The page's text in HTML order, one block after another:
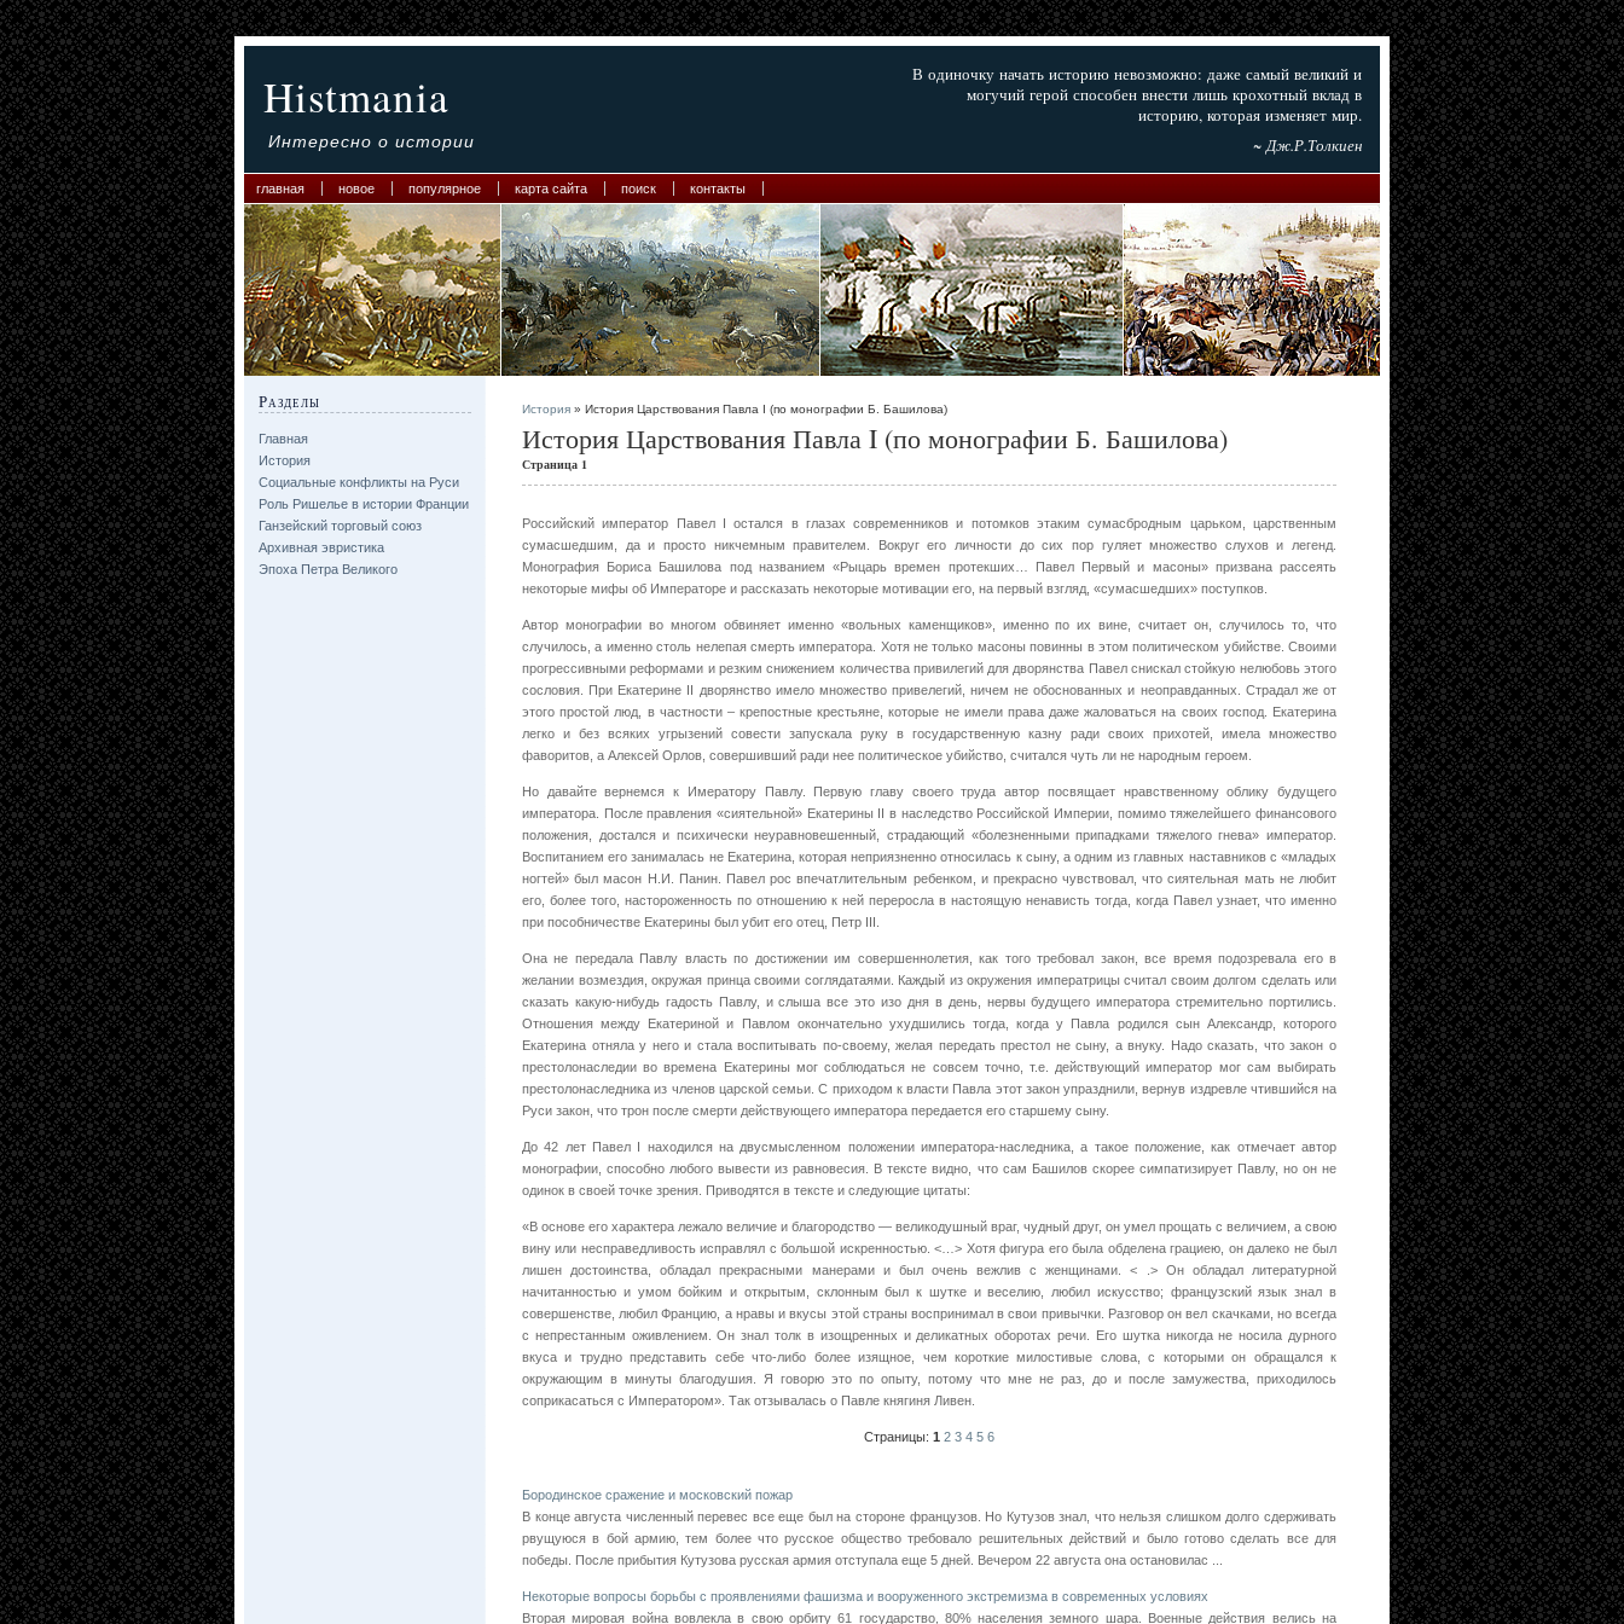
Histmania
Интересно о истории
В одиночку начать историю невозможно: даже самый великий и
могучий герой способен внести лишь крохотный вклад в
историю, которая изменяет мир.
~ Дж.Р.Толкиен
главная новое популярное карта сайта поиск контакты
Разделы
Главная
История
Социальные конфликты на Руси
Роль Ришелье в истории Франции
Ганзейский торговый союз
Архивная эвристика
Эпоха Петра Великого
История » История Царствования Павла I (по монографии Б. Башилова)
История Царствования Павла I (по монографии Б. Башилова)
Страница 1
Российский император Павел I остался в глазах современников и потомков этаким сумасбродным царьком, царственным
сумасшедшим, да и просто никчемным правителем. Вокруг его личности до сих пор гуляет множество слухов и легенд.
Монография Бориса Башилова под названием «Рыцарь времен протекших… Павел Первый и масоны» призвана рассеять
некоторые мифы об Императоре и рассказать некоторые мотивации его, на первый взгляд, «сумасшедших» поступков.
Автор монографии во многом обвиняет именно «вольных каменщиков», именно по их вине, считает он, случилось то, что
случилось, а именно столь нелепая смерть императора. Хотя не только масоны повинны в этом политическом убийстве. Своими
прогрессивными реформами и резким снижением количества привилегий для дворянства Павел снискал стойкую нелюбовь этого
сословия. При Екатерине II дворянство имело множество привелегий, ничем не обоснованных и неоправданных. Страдал же от
этого простой люд, в частности – крепостные крестьяне, которые не имели права даже жаловаться на своих господ. Екатерина
легко и без всяких угрызений совести запускала руку в государственную казну ради своих прихотей, имела множество
фаворитов, а Алексей Орлов, совершивший ради нее политическое убийство, считался чуть ли не народным героем.
Но давайте вернемся к Имератору Павлу. Первую главу своего труда автор посвящает нравственному облику будущего
императора. После правления «сиятельной» Екатерины II в наследство Российской Империи, помимо тяжелейшего финансового
положения, достался и психически неуравновешенный, страдающий «болезненными припадками тяжелого гнева» император.
Воспитанием его занималась не Екатерина, которая неприязненно относилась к сыну, а одним из главных наставников с «младых
ногтей» был масон Н.И. Панин. Павел рос впечатлительным ребенком, и прекрасно чувствовал, что сиятельная мать не любит
его, более того, настороженность по отношению к ней переросла в настоящую ненависть тогда, когда Павел узнает, что именно
при пособничестве Екатерины был убит его отец, Петр III.
Она не передала Павлу власть по достижении им совершеннолетия, как того требовал закон, все время подозревала его в
желании возмездия, окружая принца своими соглядатаями. Каждый из окружения императрицы считал своим долгом сделать или
сказать какую-нибудь гадость Павлу, и слыша все это изо дня в день, нервы будущего императора стремительно портились.
Отношения между Екатериной и Павлом окончательно ухудшились тогда, когда у Павла родился сын Александр, которого
Екатерина отняла у него и стала воспитывать по-своему, желая передать престол не сыну, а внуку. Надо сказать, что закон о
престолонаследии во времена Екатерины мог соблюдаться не совсем точно, т.е. действующий император мог сам выбирать
престолонаследника из членов царской семьи. С приходом к власти Павла этот закон упразднили, вернув издревле чтившийся на
Руси закон, что трон после смерти действующего императора передается его старшему сыну.
До 42 лет Павел I находился на двусмысленном положении императора-наследника, а такое положение, как отмечает автор
монографии, способно любого вывести из равновесия. В тексте видно, что сам Башилов скорее симпатизирует Павлу, но он не
одинок в своей точке зрения. Приводятся в тексте и следующие цитаты:
«В основе его характера лежало величие и благородство — великодушный враг, чудный друг, он умел прощать с величием, а свою
вину или несправедливость исправлял с большой искренностью. <…> Хотя фигура его была обделена грациею, он далеко не был
лишен достоинства, обладал прекрасными манерами и был очень вежлив с женщинами. < .> Он обладал литературной
начитанностью и умом бойким и открытым, склонным был к шутке и веселию, любил искусство; французский язык знал в
совершенстве, любил Францию, а нравы и вкусы этой страны воспринимал в свои привычки. Разговор он вел скачками, но всегда
с непрестанным оживлением. Он знал толк в изощренных и деликатных оборотах речи. Его шутка никогда не носила дурного
вкуса и трудно представить себе что-либо более изящное, чем короткие милостивые слова, с которыми он обращался к
окружающим в минуты благодушия. Я говорю это по опыту, потому что мне не раз, до и после замужества, приходилось
соприкасаться с Императором». Так отзывалась о Павле княгиня Ливен.
Страницы: 1 2 3 4 5 6
Бородинское сражение и московский пожар
В конце августа численный перевес все еще был на стороне французов. Но Кутузов знал, что нельзя слишком долго сдерживать
рвущуюся в бой армию, тем более что русское общество требовало решительных действий и было готово сделать все для
победы. После прибытия Кутузова русская армия отступала еще 5 дней. Вечером 22 августа она остановилас ...
Некоторые вопросы борьбы с проявлениями фашизма и вооруженного экстремизма в современных условиях
Вторая мировая война вовлекла в свою орбиту 61 государство, 80% населения земного шара. Военные действия велись на